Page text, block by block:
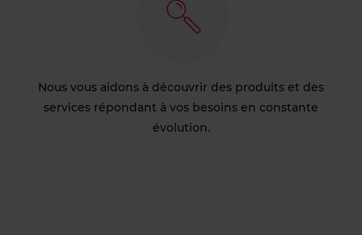
Nous vous aidons à découvrir des produits et des
services répondant à vos besoins en constante
évolution.